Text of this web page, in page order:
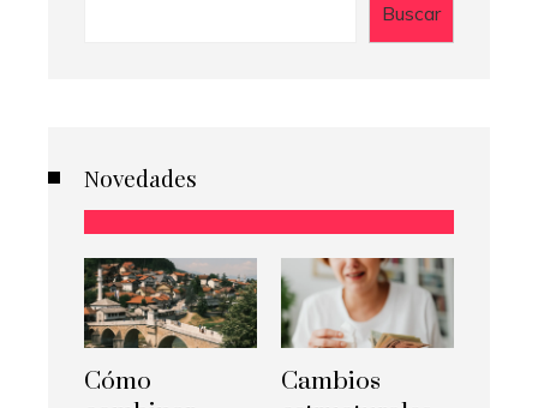
Buscar
Novedades
Cómo
Cambios